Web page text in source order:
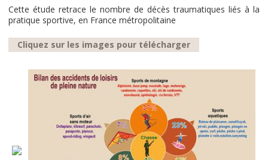
Cette étude retrace le nombre de décès traumatiques liés à la
pratique sportive, en France métropolitaine
Cliquez sur les images pour télécharger